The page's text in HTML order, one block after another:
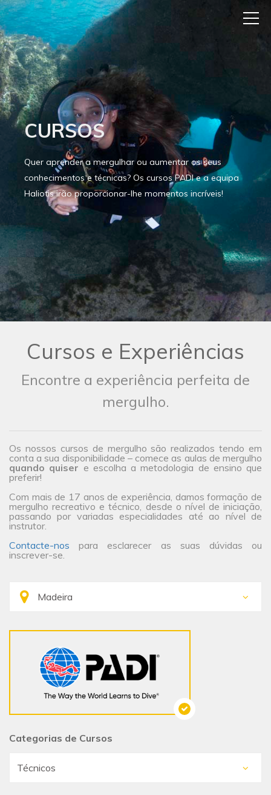
CURSOS
Quer aprender a mergulhar ou aumentar os seus
conhecimentos e técnicas? Os cursos PADI e a equipa
Haliotis irão proporcionar-lhe momentos incríveis!
Cursos e Experiências
Encontre a experiência perfeita de
mergulho.
Os nossos cursos de mergulho são realizados tendo em
conta a sua disponibilidade – comece as aulas de mergulho
quando quiser e escolha a metodologia de ensino que
preferir!
Com mais de 17 anos de experiência, damos formação de
mergulho recreativo e técnico, desde o nível de iniciação,
passando por variadas especialidades até ao nível de
instrutor.
Contacte-nos para esclarecer as suas dúvidas ou
inscrever-se.
Categorias de Cursos